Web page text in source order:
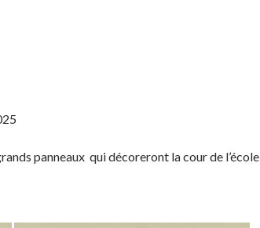
panneaux qui décoreront la cour de l’école